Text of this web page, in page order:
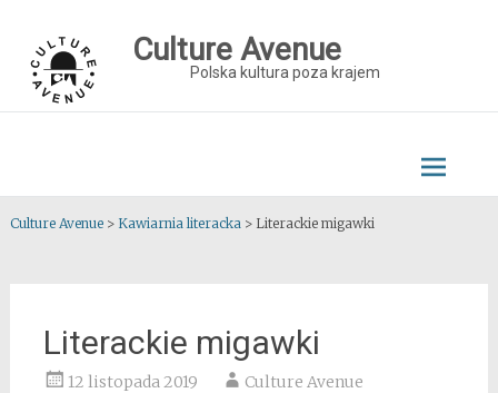
content
Culture Avenue
Polska kultura poza krajem
Culture Avenue> Kawiarnia literacka> Literackie migawki
Literackie migawki
12 listopada 2019 Culture Avenue